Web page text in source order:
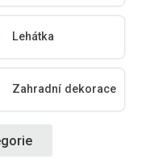
Lehátka
Zahradní dekorace